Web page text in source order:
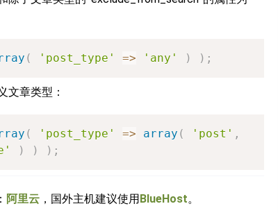
( 'post_type' => 'any' ) ) ;
文章类型：
( 'post_type' => array ( 'post' ,
) ) ) ;
阿里云 ，国外主机建议使用BlueHost。